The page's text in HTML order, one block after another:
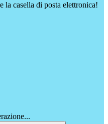
la casella di posta elettronica!